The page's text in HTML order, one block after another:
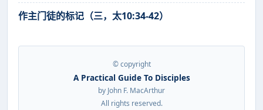
作主门徒的标记（三，太10:34-42）
© copyright
A Practical Guide To Disciples
by John F. MacArthur
All rights reserved.